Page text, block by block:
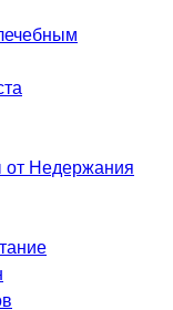
Недержания